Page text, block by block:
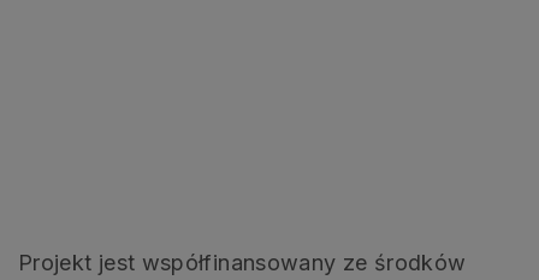
Projekt jest współfinansowany ze środków